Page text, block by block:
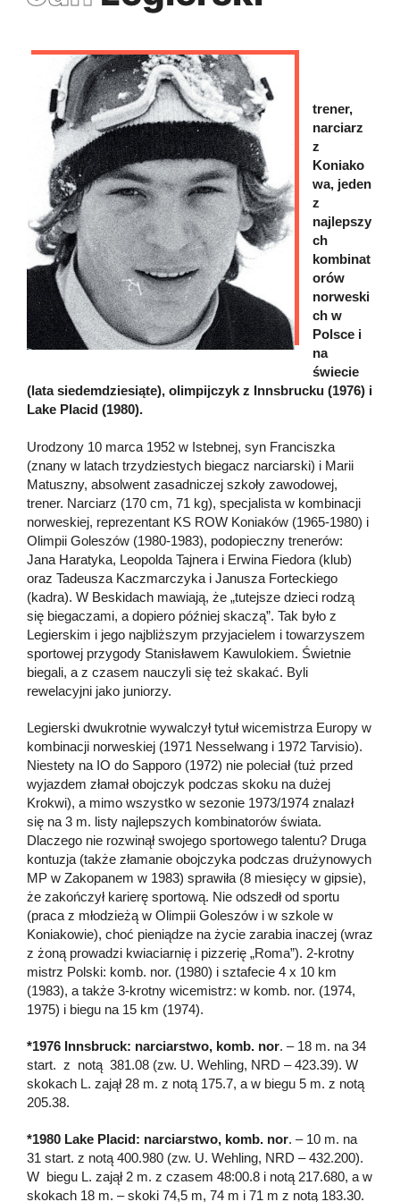
trener,
narciarz
z
Koniako
wa, jeden
z
najlepszy
ch
kombinat
orów
norweski
ch w
Polsce i
na
świecie
(lata siedemdziesiąte), olimpijczyk z Innsbrucku (1976) i
Lake Placid (1980).
Urodzony 10 marca 1952 w Istebnej, syn Franciszka
(znany w latach trzydziestych biegacz narciarski) i Marii
Matuszny, absolwent zasadniczej szkoły zawodowej,
trener. Narciarz (170 cm, 71 kg), specjalista w kombinacji
norweskiej, reprezentant KS ROW Koniaków (1965-1980) i
Olimpii Goleszów (1980-1983), podopieczny trenerów:
Jana Haratyka, Leopolda Tajnera i Erwina Fiedora (klub)
oraz Tadeusza Kaczmarczyka i Janusza Forteckiego
(kadra). W Beskidach mawiają, że „tutejsze dzieci rodzą
się biegaczami, a dopiero później skaczą”. Tak było z
Legierskim i jego najbliższym przyjacielem i towarzyszem
sportowej przygody Stanisławem Kawulokiem. Świetnie
biegali, a z czasem nauczyli się też skakać. Byli
rewelacyjni jako juniorzy.
Legierski dwukrotnie wywalczył tytuł wicemistrza Europy w
kombinacji norweskiej (1971 Nesselwang i 1972 Tarvisio).
Niestety na IO do Sapporo (1972) nie poleciał (tuż przed
wyjazdem złamał obojczyk podczas skoku na dużej
Krokwi), a mimo wszystko w sezonie 1973/1974 znalazł
się na 3 m. listy najlepszych kombinatorów świata.
Dlaczego nie rozwinął swojego sportowego talentu? Druga
kontuzja (także złamanie obojczyka podczas drużynowych
MP w Zakopanem w 1983) sprawiła (8 miesięcy w gipsie),
że zakończył karierę sportową. Nie odszedł od sportu
(praca z młodzieżą w Olimpii Goleszów i w szkole w
Koniakowie), choć pieniądze na życie zarabia inaczej (wraz
z żoną prowadzi kwiaciarnię i pizzerię „Roma”). 2-krotny
mistrz Polski: komb. nor. (1980) i sztafecie 4 x 10 km
(1983), a także 3-krotny wicemistrz: w komb. nor. (1974,
1975) i biegu na 15 km (1974).
*1976 Innsbruck: narciarstwo, komb. nor. – 18 m. na 34
start. z notą 381.08 (zw. U. Wehling, NRD – 423.39). W
skokach L. zajął 28 m. z notą 175.7, a w biegu 5 m. z notą
205.38.
*1980 Lake Placid: narciarstwo, komb. nor. – 10 m. na
31 start. z notą 400.980 (zw. U. Wehling, NRD – 432.200).
W biegu L. zajął 2 m. z czasem 48:00.8 i notą 217.680, a w
skokach 18 m. – skoki 74,5 m, 74 m i 71 m z notą 183.30.